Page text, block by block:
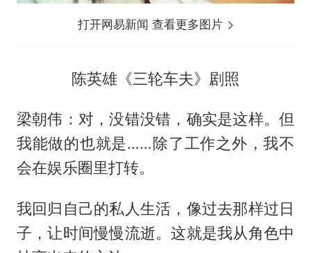
打开网易新闻 查看更多图片
陈英雄《三轮车夫》剧照
梁朝伟：对，没错没错，确实是这样。但
我能做的也就是……除了工作之外，我不
会在娱乐圈里打转。
我回归自己的私人生活，像过去那样过日
子，让时间慢慢流逝。这就是我从角色中